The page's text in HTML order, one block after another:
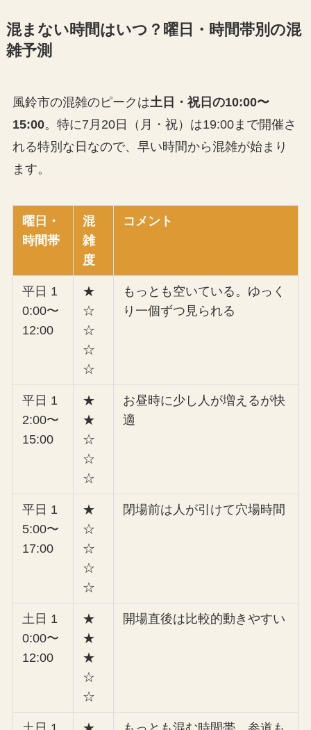
混まない時間はいつ？曜日・時間帯別の混
雑予測
風鈴市の混雑のピークは土日・祝日の10:00〜
15:00。特に7月20日（月・祝）は19:00まで開催さ
れる特別な日なので、早い時間から混雑が始まり
ます。
曜日・
時間帯
混
雑
度
コメント
平日 1
0:00〜
12:00
★
☆
☆
☆
☆
もっとも空いている。ゆっく
り一個ずつ見られる
平日 1
2:00〜
15:00
★
★
☆
☆
☆
お昼時に少し人が増えるが快
適
平日 1
5:00〜
17:00
★
☆
☆
☆
☆
閉場前は人が引けて穴場時間
土日 1
0:00〜
12:00
★
★
★
☆
☆
開場直後は比較的動きやすい